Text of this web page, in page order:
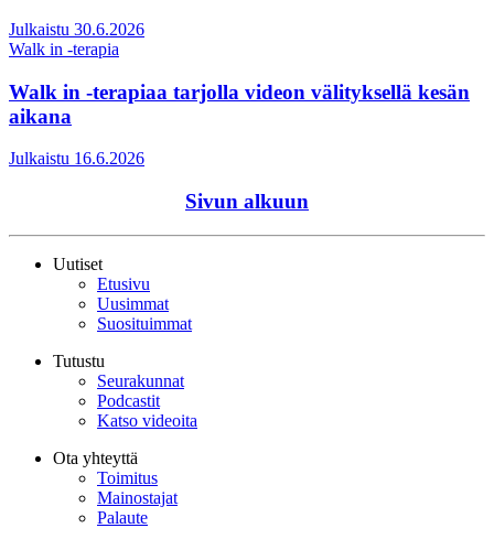
Julkaistu 30.6.2026
Walk in -terapia
Walk in -terapiaa tarjolla videon välityksellä kesän
aikana
Julkaistu 16.6.2026
Sivun alkuun
Uutiset
Etusivu
Uusimmat
Suosituimmat
Tutustu
Seurakunnat
Podcastit
Katso videoita
Ota yhteyttä
Toimitus
Mainostajat
Palaute